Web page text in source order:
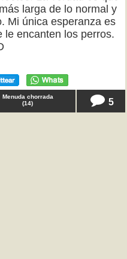
larga de lo normal y
Mi única esperanza es
le encanten los perros.
Menuda chorrada
(14) 5